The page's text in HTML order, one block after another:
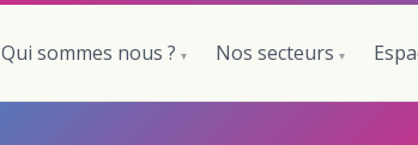
Qui sommes nous ? Nos secteurs